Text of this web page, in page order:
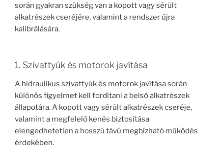
során gyakran szükség van a kopott vagy sérült
alkatrészek cseréjére, valamint a rendszer újra
kalibrálására.
1. Szivattyúk és motorok javítása
A hidraulikus szivattyúk és motorok javítása során
különös figyelmet kell fordítani a belső alkatrészek
állapotára. A kopott vagy sérült alkatrészek cseréje,
valamint a megfelelő kenés biztosítása
elengedhetetlen a hosszú távú megbízható működés
érdekében.